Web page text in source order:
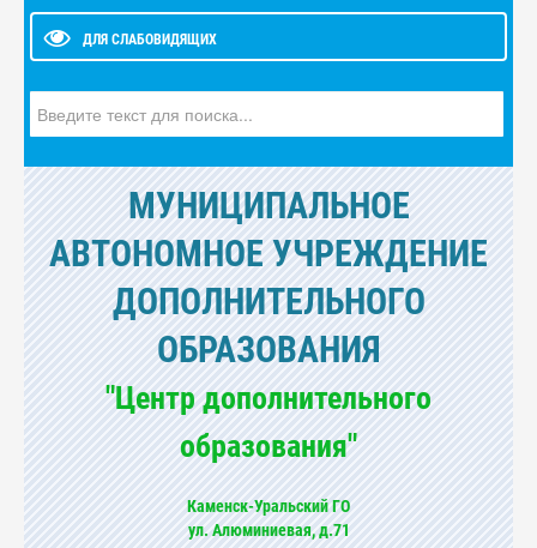
ДЛЯ СЛАБОВИДЯЩИХ
МУНИЦИПАЛЬНОЕ
АВТОНОМНОЕ УЧРЕЖДЕНИЕ
ДОПОЛНИТЕЛЬНОГО
ОБРАЗОВАНИЯ
"Центр дополнительного
образования"
Каменск-Уральский ГО
ул. Алюминиевая, д.71